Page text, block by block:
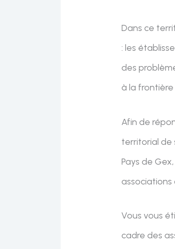
Dans ce
: les
des
à la frontière
Afin de
territorial de
Pays de
associations
Vous vous
cadre des